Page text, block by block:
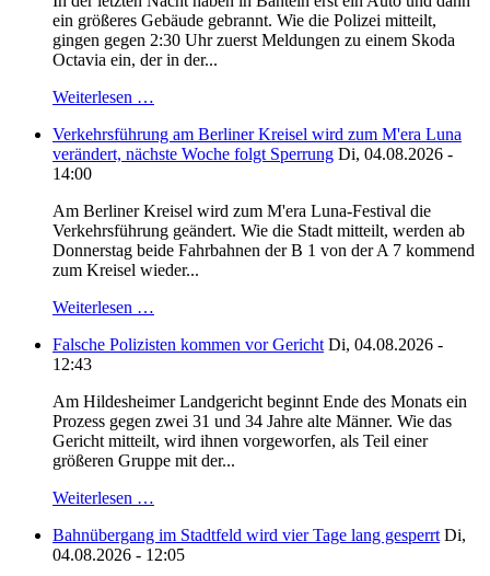
ein größeres Gebäude gebrannt. Wie die Polizei mitteilt,
gingen gegen 2:30 Uhr zuerst Meldungen zu einem Skoda
Octavia ein, der in der...
Weiterlesen …
Verkehrsführung am Berliner Kreisel wird zum M'era Luna
verändert, nächste Woche folgt Sperrung Di, 04.08.2026 -
14:00
Am Berliner Kreisel wird zum M'era Luna-Festival die
Verkehrsführung geändert. Wie die Stadt mitteilt, werden ab
Donnerstag beide Fahrbahnen der B 1 von der A 7 kommend
zum Kreisel wieder...
Weiterlesen …
Falsche Polizisten kommen vor Gericht Di, 04.08.2026 -
12:43
Am Hildesheimer Landgericht beginnt Ende des Monats ein
Prozess gegen zwei 31 und 34 Jahre alte Männer. Wie das
Gericht mitteilt, wird ihnen vorgeworfen, als Teil einer
größeren Gruppe mit der...
Weiterlesen …
Bahnübergang im Stadtfeld wird vier Tage lang gesperrt Di,
04.08.2026 - 12:05